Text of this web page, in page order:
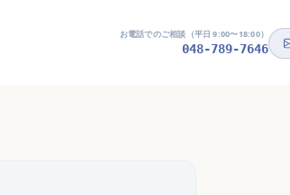
お電話でのご相談（平日 9:00〜18:00）
048-789-7646